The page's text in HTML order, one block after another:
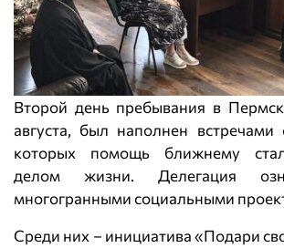
Второй день пребывания в
августа, был наполнен
которых помощь ближнему
делом жизни. Делегация
многогранными социальными
Среди них – инициатива «Подари